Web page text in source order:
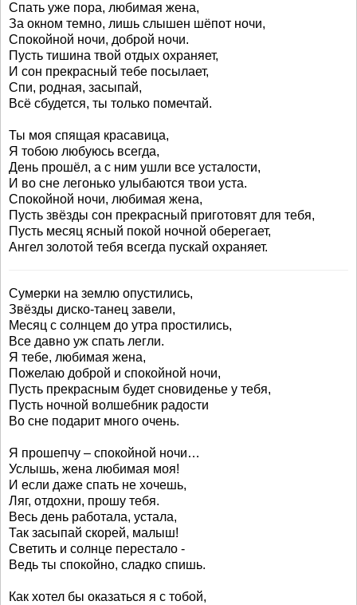
Спать уже пора, любимая жена,
За окном темно, лишь слышен шёпот ночи,
Спокойной ночи, доброй ночи.
Пусть тишина твой отдых охраняет,
И сон прекрасный тебе посылает,
Спи, родная, засыпай,
Всё сбудется, ты только помечтай.
Ты моя спящая красавица,
Я тобою любуюсь всегда,
День прошёл, а с ним ушли все усталости,
И во сне легонько улыбаются твои уста.
Спокойной ночи, любимая жена,
Пусть звёзды сон прекрасный приготовят для тебя,
Пусть месяц ясный покой ночной оберегает,
Ангел золотой тебя всегда пускай охраняет.
Сумерки на землю опустились,
Звёзды диско-танец завели,
Месяц с солнцем до утра простились,
Все давно уж спать легли.
Я тебе, любимая жена,
Пожелаю доброй и спокойной ночи,
Пусть прекрасным будет сновиденье у тебя,
Пусть ночной волшебник радости
Во сне подарит много очень.
Я прошепчу – спокойной ночи…
Услышь, жена любимая моя!
И если даже спать не хочешь,
Ляг, отдохни, прошу тебя.
Весь день работала, устала,
Так засыпай скорей, малыш!
Светить и солнце перестало -
Ведь ты спокойно, сладко спишь.
Как хотел бы оказаться я с тобой,